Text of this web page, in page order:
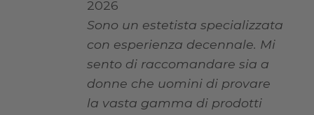
2026
Sono un estetista specializzata
con esperienza decennale. Mi
sento di raccomandare sia a
donne che uomini di provare
la vasta gamma di prodotti